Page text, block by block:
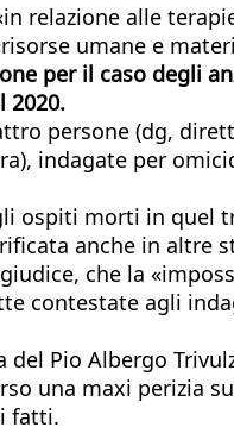
relazione alle
umane e
per il caso degli
2020.
persone (dg,
indagate per
ospiti morti in quel
anche in altre
che la
contestate agli
Pio Albergo
una maxi perizia
fatti.